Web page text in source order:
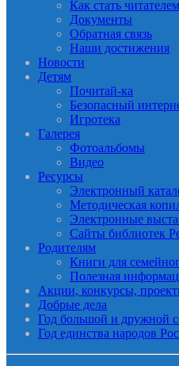
Как стать
Документы
Обратная связь
Наши достижения
Новости
Детям
Почитай-ка
Безопасный
Игротека
Галерея
Фотоальбомы
Видео
Ресурсы
Электронный
Методическая
Электронные
Сайты библиотек
Родителям
Книги для
Полезная
Акции, конкурсы,
Добрые дела
Год большой и дружной
Год единства народов